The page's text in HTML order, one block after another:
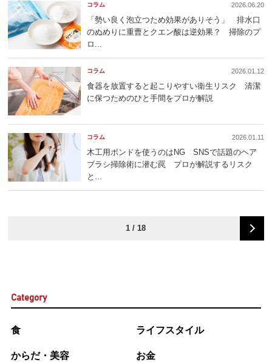
コラム 2026.06.20
「勢い良く泡立つため効果がありそう」 排水口
のぬめりに重曹とクエン酸は逆効果？ 掃除のプ
ロ...
コラム 2026.01.12
食器を放置すると起こりやすい衛生リスク 清潔
に保つためのひと手間をプロが解説
コラム 2026.01.11
木工用ボンドを使うのはNG SNSで話題のヘア
ブラシ掃除術に潜む罠 プロが解説するリスク
と...
1 / 18
Category
食 ライフスタイル
からだ・美容 お金